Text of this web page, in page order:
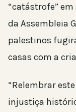
“catástrofe”
da Assembleia
palestinos
casas com a
“Relembrar
injustiça